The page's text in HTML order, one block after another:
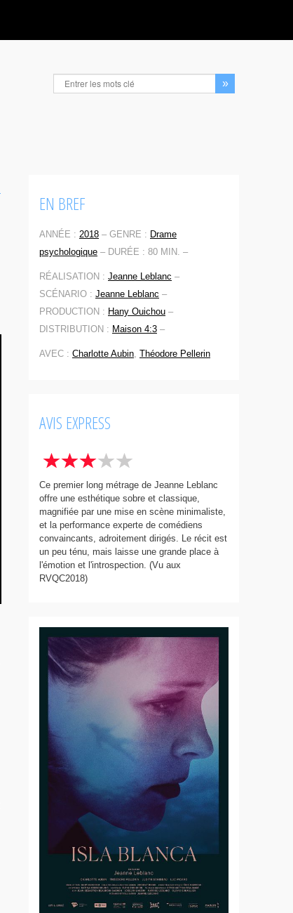
EN BREF
ANNÉE : 2018 – GENRE : Drame
psychologique – DURÉE : 80 MIN. –
RÉALISATION : Jeanne Leblanc –
SCÉNARIO : Jeanne Leblanc –
PRODUCTION : Hany Ouichou –
DISTRIBUTION : Maison 4:3 –
AVEC : Charlotte Aubin, Théodore Pellerin
AVIS EXPRESS
Ce premier long métrage de Jeanne Leblanc
offre une esthétique sobre et classique,
magnifiée par une mise en scène minimaliste,
et la performance experte de comédiens
convaincants, adroitement dirigés. Le récit est
un peu ténu, mais laisse une grande place à
l'émotion et l'introspection. (Vu aux
RVQC2018)